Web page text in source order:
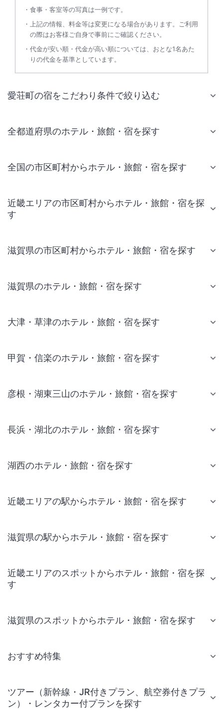
食事・客室等の写真は一例です。
上記の情報、料金等は変更になる場合があります。ご利用
の際はお客様ご自身で事前にご確認ください。
代金が安い順・代金が高い順については、おとな1名あた
りの代金を基準としています。
愛荘町の宿をこだわり条件で絞り込む
全都道府県のホテル・旅館・宿を探す
全国の市区町村からホテル・旅館・宿を探す
近畿エリアの市区町村からホテル・旅館・宿を探
す
滋賀県の市区町村からホテル・旅館・宿を探す
滋賀県のホテル・旅館・宿を探す
大津・草津のホテル・旅館・宿を探す
甲賀・信楽のホテル・旅館・宿を探す
彦根・湖東三山のホテル・旅館・宿を探す
長浜・湖北のホテル・旅館・宿を探す
湖西のホテル・旅館・宿を探す
近畿エリアの駅からホテル・旅館・宿を探す
滋賀県の駅からホテル・旅館・宿を探す
近畿エリアのスポットからホテル・旅館・宿を探
す
滋賀県のスポットからホテル・旅館・宿を探す
おすすめ特集
ツアー（新幹線・JR付きプラン、航空券付きプラ
ン）・レンタカー付プランを探す